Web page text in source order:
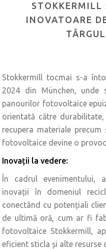
STOKKERMILL
INOVATOARE
Stokkermill tocmai s-a
2024 din München, unde
panourilor fotovoltaice
orientată către
recupera materiale
fotovoltaice devine o
Inovații la vedere:
În cadrul evenimentului,
inovații în domeniul
conectând cu potențiali
de ultimă oră, cum ar fi
fotovoltaice Stokkermill,
eficient sticla și alte